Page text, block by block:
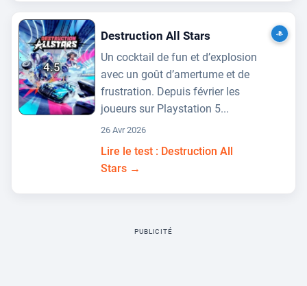
4.5
Destruction All Stars
Un cocktail de fun et d’explosion
avec un goût d’amertume et de
frustration. Depuis février les
joueurs sur Playstation 5...
26 Avr 2026
Lire le test : Destruction All
Stars →
PUBLICITÉ